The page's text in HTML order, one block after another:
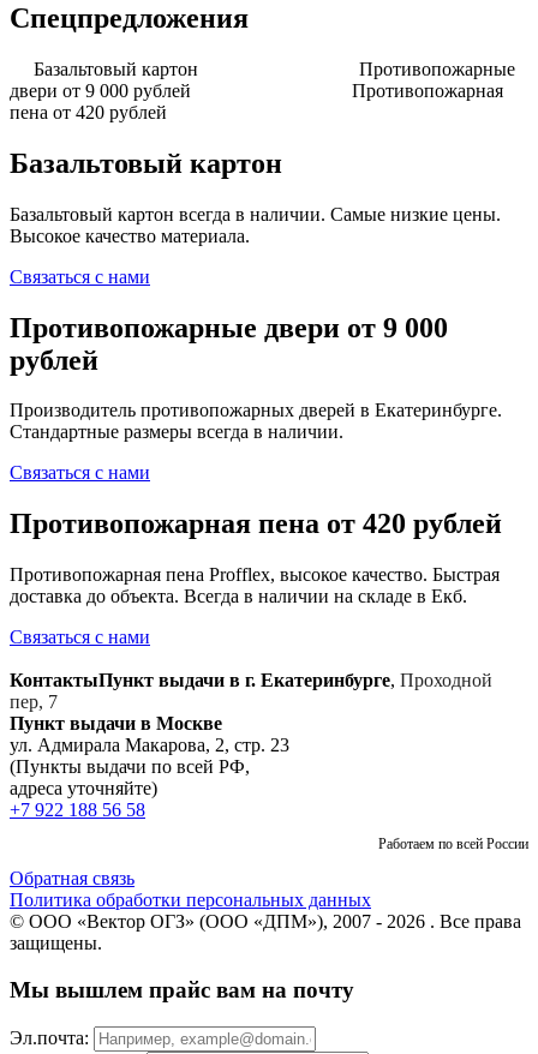
Спецпредложения
Базальтовый картон
Противопожарные
двери от 9 000 рублей
Противопожарная
пена от 420 рублей
Базальтовый картон
Базальтовый картон всегда в наличии. Самые низкие цены.
Высокое качество материала.
Связаться с нами
Противопожарные двери от 9 000
рублей
Производитель противопожарных дверей в Екатеринбурге.
Стандартные размеры всегда в наличии.
Связаться с нами
Противопожарная пена от 420 рублей
Противопожарная пена Profflex, высокое качество. Быстрая
доставка до объекта. Всегда в наличии на складе в Екб.
Связаться с нами
КонтактыПункт выдачи в г. Екатеринбурге, Проходной
пер, 7
Пункт выдачи в Москве
ул. Адмирала Макарова, 2, стр. 23
(Пункты выдачи по всей РФ,
адреса уточняйте)
+7 922 188 56 58
Работаем по всей России
Обратная связь
Политика обработки персональных данных
© ООО «Вектор ОГЗ» (ООО «ДПМ»), 2007 - 2026 . Все права
защищены.
Мы вышлем прайс вам на почту
Эл.почта: